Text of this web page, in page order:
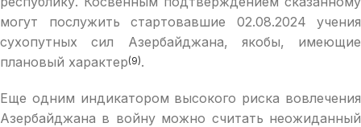
могут послужить стартовавшие 02.08.2024 учения
сухопутных сил Азербайджана, якобы, имеющие
плановый характер(9).
Еще одним индикатором высокого риска вовлечения
Азербайджана в войну можно считать неожиданный